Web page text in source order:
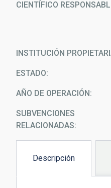
CIENTÍFICO
INSTITUCIÓN
ESTADO
AÑO DE OPERACIÓN
SUBVENCIONES
RELACIONADAS:
Descripción